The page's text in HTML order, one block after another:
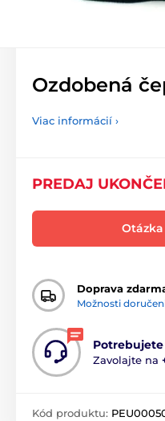
Ozdobená
Viac informácií ›
PREDAJ
Doprava
Možnosti
Zavolajte na
Kód produktu: